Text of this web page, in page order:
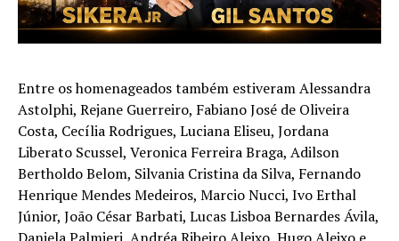
Entre os homenageados também estiveram Alessandra
Astolphi, Rejane Guerreiro, Fabiano José de Oliveira
Costa, Cecília Rodrigues, Luciana Eliseu, Jordana
Liberato Scussel, Veronica Ferreira Braga, Adilson
Bertholdo Belom, Silvania Cristina da Silva, Fernando
Henrique Mendes Medeiros, Marcio Nucci, Ivo Erthal
Júnior, João César Barbati, Lucas Lisboa Bernardes Ávila,